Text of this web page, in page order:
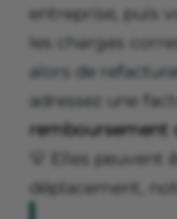
entreprise, puis
les charges
alors de
adressez une
remboursement
💡 Elles
déplacement,